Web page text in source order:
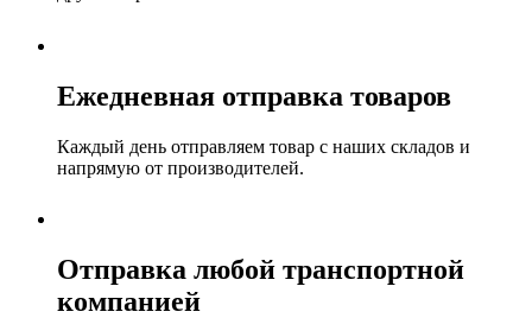
Ежедневная отправка товаров
Каждый день отправляем товар с наших складов и
напрямую от производителей.
Отправка любой транспортной
компанией